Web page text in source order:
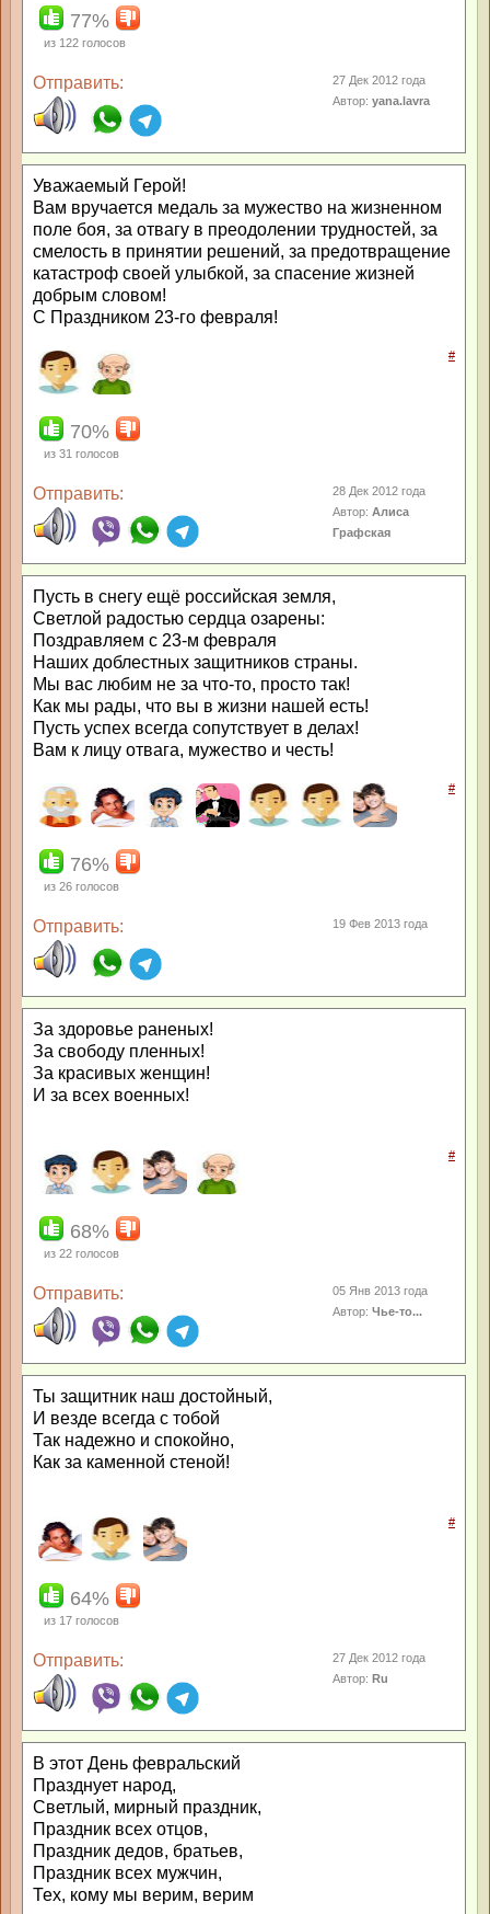
77%
из 122 голосов
Отправить:
27 Дек 2012 года
Автор:yana.lavra
Уважаемый Герой!
Вам вручается медаль за мужество на жизненном
поле боя, за отвагу в преодолении трудностей, за
смелость в принятии решений, за предотвращение
катастроф своей улыбкой, за спасение жизней
добрым словом!
С Праздником 23-го февраля!
#
70%
из 31 голосов
Отправить:
28 Дек 2012 года
Автор:Алиса
Графская
Пусть в снегу ещё российская земля,
Светлой радостью сердца озарены:
Поздравляем с 23-м февраля
Наших доблестных защитников страны.
Мы вас любим не за что-то, просто так!
Как мы рады, что вы в жизни нашей есть!
Пусть успех всегда сопутствует в делах!
Вам к лицу отвага, мужество и честь!
#
76%
из 26 голосов
Отправить: 19 Фев 2013 года
За здоровье раненых!
За свободу пленных!
За красивых женщин!
И за всех военных!
#
68%
из 22 голосов
Отправить:
05 Янв 2013 года
Автор:Чье-то...
Ты защитник наш достойный,
И везде всегда с тобой
Так надежно и спокойно,
Как за каменной стеной!
#
64%
из 17 голосов
Отправить:
27 Дек 2012 года
Автор:Ru
В этот День февральский
Празднует народ,
Светлый, мирный праздник,
Праздник всех отцов,
Праздник дедов, братьев,
Праздник всех мужчин,
Тех, кому мы верим, верим